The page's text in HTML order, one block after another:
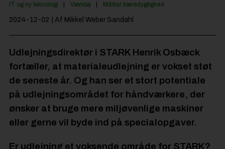
IT og ny teknologi
Værktøj Målbar bæredygtighed
2024-12-02 | Af Mikkel Weber Sandahl
Udlejningsdirektør i STARK Henrik Osbæck
fortæller, at materialeudlejning er vokset støt
de seneste år. Og han ser et stort potentiale
på udlejningsområdet for håndværkere, der
ønsker at bruge mere miljøvenlige maskiner
eller gerne vil byde ind på specialopgaver.
Er udlejning et voksende område for STARK?